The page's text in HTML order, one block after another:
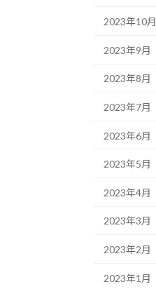
2023年10月
2023年9月
2023年8月
2023年7月
2023年6月
2023年5月
2023年4月
2023年3月
2023年2月
2023年1月